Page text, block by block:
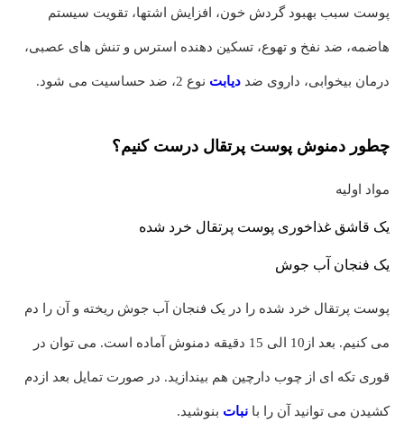
پوست سبب بهبود گردش خون، افزایش اشتها، تقویت سیستم
هاضمه، ضد نفخ و تهوع، تسکین دهنده استرس و تنش های عصبی،
درمان بیخوابی، داروی ضد دیابت نوع 2، ضد حساسیت می شود.
چطور دمنوش پوست پرتقال درست کنیم؟
مواد اولیه
یک قاشق غذاخوری پوست پرتقال خرد شده
یک فنجان آب جوش
پوست پرتقال خرد شده را در یک فنجان آب جوش ریخته و آن را دم
می کنیم. بعد از10 الی 15 دقیقه دمنوش آماده است. می توان در
قوری تکه ای از چوب دارچین هم بیندازید. در صورت تمایل بعد ازدم
کشیدن می توانید آن را با نبات بنوشید.